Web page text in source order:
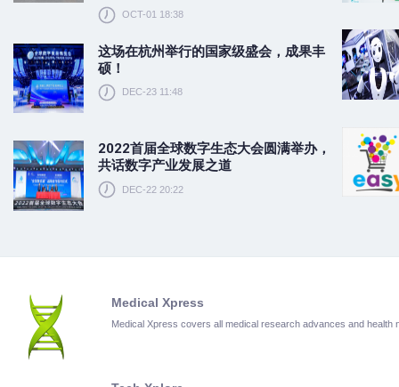
OCT-01 18:38
这场在杭州举行的国家级盛会，成果丰
硕！
DEC-23 11:48
2022首届全球数字生态大会圆满举办，
共话数字产业发展之道
DEC-22 20:22
Medical Xpress
Medical Xpress covers all medical research advances and health